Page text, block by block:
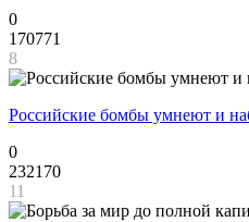
0
170771
8
Российские бомбы умнеют и
0
232170
11